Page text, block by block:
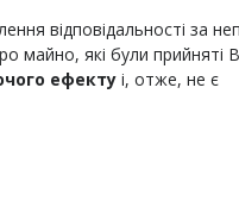
відповідальності за
майно, які були прийняті
ефекту і, отже, не є